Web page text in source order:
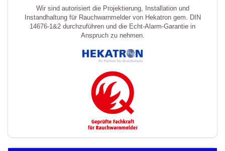
Wir sind autorisiert die Projektierung, Installation und
Instandhaltung für Rauchwarnmelder von Hekatron gem. DIN
14676-1&2 durchzuführen und die Echt-Alarm-Garantie in
Anspruch zu nehmen.